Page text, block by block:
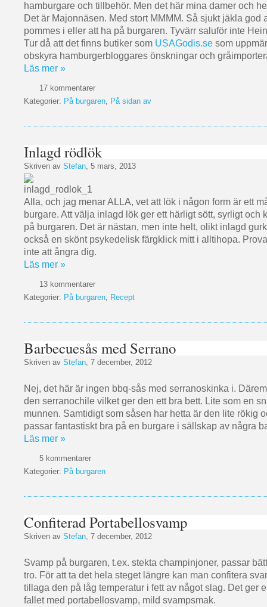
hamburgare och tillbehör. Men det här mina damer och
Det är Majonnäsen. Med stort MMMM. Så sjukt jäkla god
pommes i eller att ha på burgaren. Tyvärr saluför inte
Tur då att det finns butiker som USAGodis.se som
obskyra hamburgerbloggares önskningar och
Läs mer »
17 kommentarer
Kategorier: På burgaren, På sidan av
Inlagd rödlök
Skriven av Stefan, 5 mars, 2013
Alla, och jag menar ALLA, vet att lök i någon form är ett
burgare. Att välja inlagd lök ger ett härligt sött, syrligt och
på burgaren. Det är nästan, men inte helt, olikt inlagd
också en skönt psykedelisk färgklick mitt i alltihopa.
inte att ångra dig.
Läs mer »
13 kommentarer
Kategorier: På burgaren, Recept
Barbecuesås med Serrano
Skriven av Stefan, 7 december, 2012
Nej, det här är ingen bbq-sås med serranoskinka i.
den serranochile vilket ger den ett bra bett. Lite som en
munnen. Samtidigt som såsen har hetta är den lite rökig
passar fantastiskt bra på en burgare i sällskap av några
Läs mer »
5 kommentarer
Kategorier: På burgaren
Confiterad Portabellosvamp
Skriven av Stefan, 7 december, 2012
Svamp på burgaren, t.ex. stekta champinjoner, passar
tro. För att ta det hela steget längre kan man confitera
tillaga den på låg temperatur i fett av något slag. Det ger
fallet med portabellosvamp, mild svampsmak.